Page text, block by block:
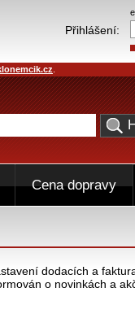
dodacích a
o novinkách a
Přihlášení:
Cena dopravy